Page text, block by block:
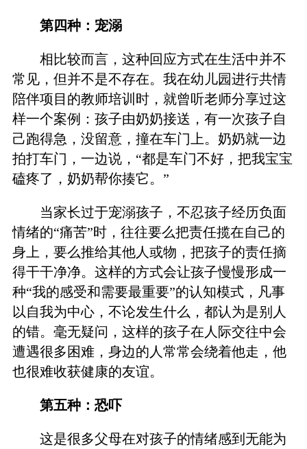
第四种：宠溺
相比较而言，这种回应方式在生活中并不
常见，但并不是不存在。我在幼儿园进行共情
陪伴项目的教师培训时，就曾听老师分享过这
样一个案例：孩子由奶奶接送，有一次孩子自
己跑得急，没留意，撞在车门上。奶奶就一边
拍打车门，一边说，“都是车门不好，把我宝宝
磕疼了，奶奶帮你揍它。”
当家长过于宠溺孩子，不忍孩子经历负面
情绪的“痛苦”时，往往要么把责任揽在自己的
身上，要么推给其他人或物，把孩子的责任摘
得干干净净。这样的方式会让孩子慢慢形成一
种“我的感受和需要最重要”的认知模式，凡事
以自我为中心，不论发生什么，都认为是别人
的错。毫无疑问，这样的孩子在人际交往中会
遭遇很多困难，身边的人常常会绕着他走，他
也很难收获健康的友谊。
第五种：恐吓
这是很多父母在对孩子的情绪感到无能为